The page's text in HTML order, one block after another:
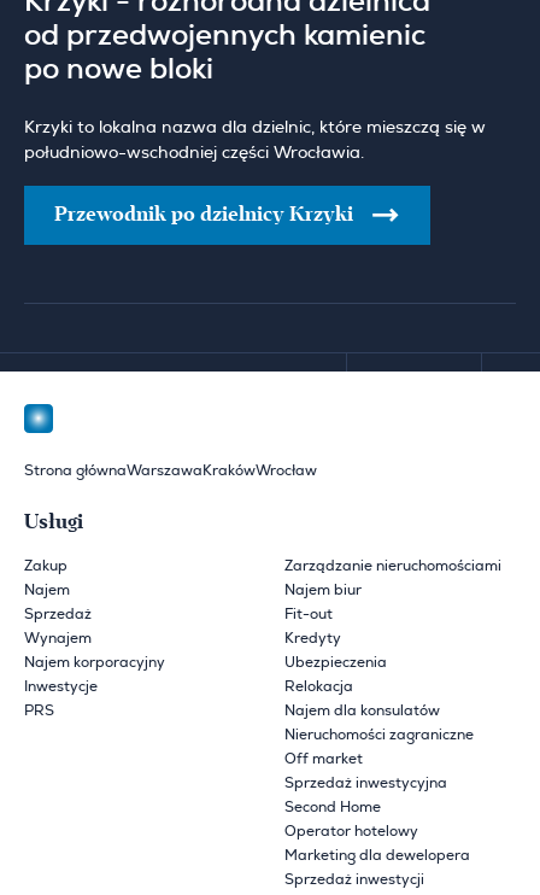
od przedwojennych kamienic
po nowe bloki
Krzyki to lokalna nazwa dla dzielnic, które mieszczą się w
południowo-wschodniej części Wrocławia.
Przewodnik po dzielnicy Krzyki
Strona głównaWarszawa KrakówWrocław
Usługi
Zakup
Najem
Sprzedaż
Wynajem
Najem korporacyjny
Inwestycje
PRS
Zarządzanie nieruchomościami
Najem biur
Fit-out
Kredyty
Ubezpieczenia
Relokacja
Najem dla konsulatów
Nieruchomości zagraniczne
Off market
Sprzedaż inwestycyjna
Second Home
Operator hotelowy
Marketing dla dewelopera
Sprzedaż inwestycji